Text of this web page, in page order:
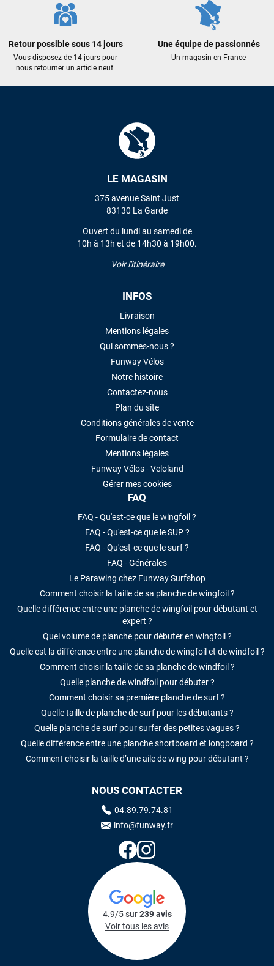
Retour possible sous 14 jours
Vous disposez de 14 jours pour
nous retourner un article neuf.
Une équipe de passionnés
Un magasin en France
LE MAGASIN
375 avenue Saint Just
83130 La Garde
Ouvert du lundi au samedi de
10h à 13h et de 14h30 à 19h00.
Voir l'itinéraire
INFOS
Livraison
Mentions légales
Qui sommes-nous ?
Funway Vélos
Notre histoire
Contactez-nous
Plan du site
Conditions générales de vente
Formulaire de contact
Mentions légales
Funway Vélos - Veloland
Gérer mes cookies
FAQ
FAQ - Qu'est-ce que le wingfoil ?
FAQ - Qu'est-ce que le SUP ?
FAQ - Qu'est-ce que le surf ?
FAQ - Générales
Le Parawing chez Funway Surfshop
Comment choisir la taille de sa planche de wingfoil ?
Quelle différence entre une planche de wingfoil pour débutant et
expert ?
Quel volume de planche pour débuter en wingfoil ?
Quelle est la différence entre une planche de wingfoil et de windfoil ?
Comment choisir la taille de sa planche de windfoil ?
Quelle planche de windfoil pour débuter ?
Comment choisir sa première planche de surf ?
Quelle taille de planche de surf pour les débutants ?
Quelle planche de surf pour surfer des petites vagues ?
Quelle différence entre une planche shortboard et longboard ?
Comment choisir la taille d’une aile de wing pour débutant ?
NOUS CONTACTER
04.89.79.74.81
info@funway.fr
4.9/5 sur239 avis
Voir tous les avis
Cela faisait 6 mois que je galérais à remplacer ma board eux
m'ont trouvé une pépite à laquelle je n'aurais jamais pensé !
Excellent conseil excellent prix et en plus super sympas. Merci
encore pour cette severne dyno !
L'envoi a été rapide. La voile est arrivée en super état.
VOIR TOUS LES AVIS
LAISSER UN AVIS